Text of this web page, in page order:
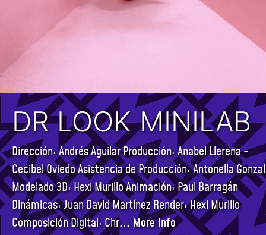
DR LOOK MINILAB
Dirección: Andrés Aguilar Producción: Anabel Llerena -
Cecibel Oviedo Asistencia de Producción: Antonella
Modelado 3D: Hexi Murillo Animación: Paul Barragán
Dinámicas: Juan David Martínez Render: Hexi Murillo
Composición Digital: Chr... More Info